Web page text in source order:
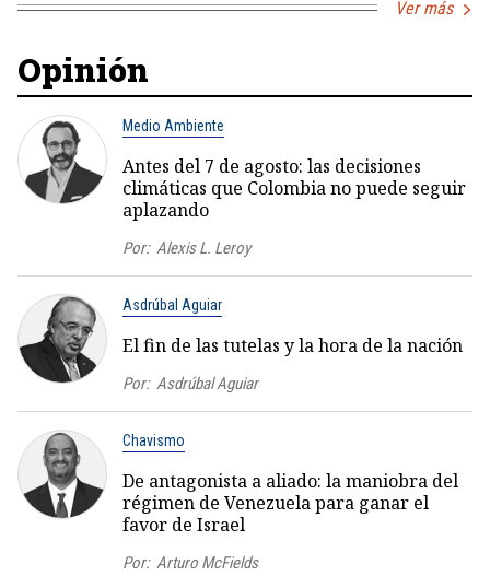
Ver más
Opinión
Medio Ambiente
Antes del 7 de agosto: las decisiones
climáticas que Colombia no puede seguir
aplazando
Por: Alexis L. Leroy
Asdrúbal Aguiar
El fin de las tutelas y la hora de la nación
Por: Asdrúbal Aguiar
Chavismo
De antagonista a aliado: la maniobra del
régimen de Venezuela para ganar el
favor de Israel
Por: Arturo McFields